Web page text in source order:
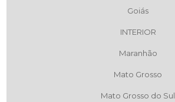
Goiás
INTERIOR
Maranhão
Mato Grosso
Mato Grosso do Sul